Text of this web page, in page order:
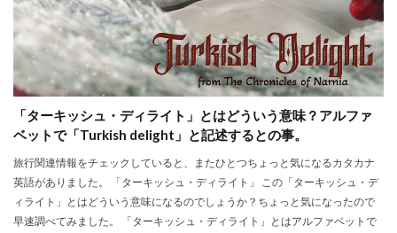
「ターキッシュ・ディライト」とはどういう意味？アルファ
ベットで「Turkish delight」と記述するとの事。
旅行関連情報をチェックしていると、またひとつちょっと気になるカタカナ
英語がありました。 「ターキッシュ・ディライト」 この「ターキッシュ・デ
ィライト」とはどういう意味になるのでしょうか？ちょっと気になったので
早速調べてみました。 「ターキッシュ・ディライト」とはアルファベットで